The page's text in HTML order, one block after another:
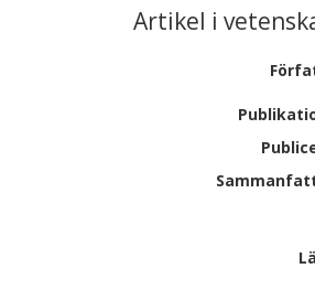
Artikel i